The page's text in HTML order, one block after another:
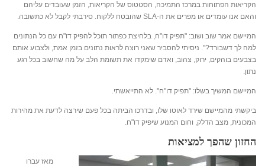
הקריאות הפתוחות במרכז התמיכה, הסטטוס של הקריאות, הזמן שעובדים עליהם
והאם אנו עומדים או מפרים את ה-SLA שהובטח ללקוח. סירבתי לקבל לא כתשובה.
המיישם אמר שוב ושוב: "תפיק דו"ח, בלחיצת כפתור תוכל להפיק דו"ח עם כל הנתונים
למה לך דשבורד?". ניסיתי להסביר שאני רוצה לראות נתונים בזמן אמת, ולצבוע אותם
בצבעים בוהקים, ירוק, צהוב, ואדם שימקדו את תשומת הלב על מה שחשוב בכל רגע
נתון.
המיישם המשיך בשלו: "תפיק דו"ח". לא התייאשתי.
ביקשתי מהמיישם שירד לאוטו שלו, ובדרכו הביתה בכל פעם שירצה לדעת את מהירות
המכונית, מצב הדלק, וחום המנוע שיפיק דו"ח.
החזון שהפך למציאות
מאז עברו